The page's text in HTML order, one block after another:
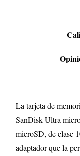
La tarjeta de
SanDisk Ultra
microSD, de clase
adaptador que la